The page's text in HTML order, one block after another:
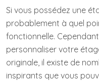
Si vous possédez une
probablement à quel
fonctionnelle.
personnaliser votre
originale, il existe de
inspirants que vous